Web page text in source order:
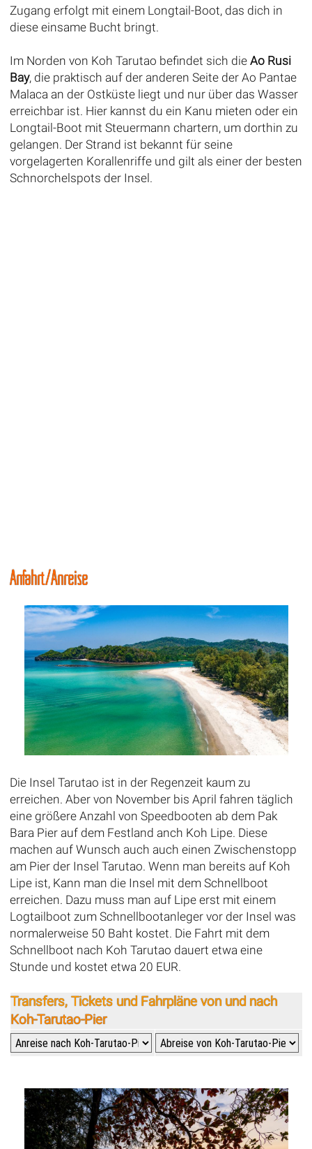
Zugang erfolgt mit einem Longtail-Boot, das dich in
diese einsame Bucht bringt.
Im Norden von Koh Tarutao befindet sich die Ao Rusi
Bay, die praktisch auf der anderen Seite der Ao Pantae
Malaca an der Ostküste liegt und nur über das Wasser
erreichbar ist. Hier kannst du ein Kanu mieten oder ein
Longtail-Boot mit Steuermann chartern, um dorthin zu
gelangen. Der Strand ist bekannt für seine
vorgelagerten Korallenriffe und gilt als einer der besten
Schnorchelspots der Insel.
Anfahrt/Anreise
Die Insel Tarutao ist in der Regenzeit kaum zu
erreichen. Aber von November bis April fahren täglich
eine größere Anzahl von Speedbooten ab dem Pak
Bara Pier auf dem Festland anch Koh Lipe. Diese
machen auf Wunsch auch auch einen Zwischenstopp
am Pier der Insel Tarutao. Wenn man bereits auf Koh
Lipe ist, Kann man die Insel mit dem Schnellboot
erreichen. Dazu muss man auf Lipe erst mit einem
Logtailboot zum Schnellbootanleger vor der Insel was
normalerweise 50 Baht kostet. Die Fahrt mit dem
Schnellboot nach Koh Tarutao dauert etwa eine
Stunde und kostet etwa 20 EUR.
Transfers, Tickets und Fahrpläne von und nach
Koh-Tarutao-Pier